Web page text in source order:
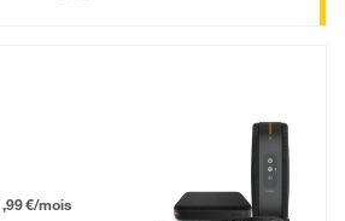
12 mois puis 51,99 € par mois, Engagement 12 mois
€/mois